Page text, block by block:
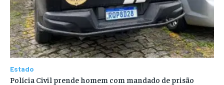
Estado
Polícia Civil prende homem com mandado de prisão